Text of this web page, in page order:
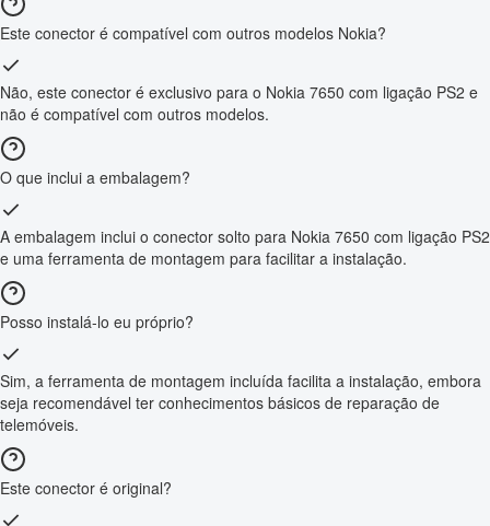
Este conector é compatível com outros modelos Nokia?
Não, este conector é exclusivo para o Nokia 7650 com ligação PS2 e
não é compatível com outros modelos.
O que inclui a embalagem?
A embalagem inclui o conector solto para Nokia 7650 com ligação PS2
e uma ferramenta de montagem para facilitar a instalação.
Posso instalá-lo eu próprio?
Sim, a ferramenta de montagem incluída facilita a instalação, embora
seja recomendável ter conhecimentos básicos de reparação de
telemóveis.
Este conector é original?